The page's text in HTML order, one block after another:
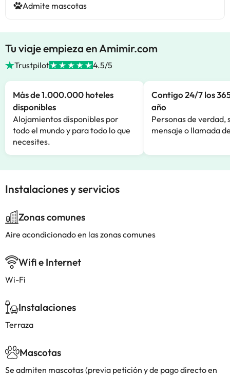
Admite mascotas
Tu viaje empieza en Amimir.com
Trustpilot 4.5/5
Más de 1.000.000 hoteles
disponibles
Alojamientos disponibles por
todo el mundo y para todo lo que
necesites.
Contigo 24/7 los
año
Personas de verdad,
mensaje o llamada
Instalaciones y servicios
Zonas comunes
Aire acondicionado en las zonas comunes
Wifi e Internet
Wi-Fi
Instalaciones
Terraza
Mascotas
Se admiten mascotas (previa petición y de pago directo en